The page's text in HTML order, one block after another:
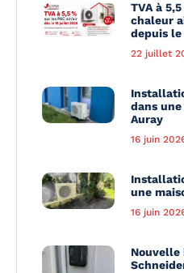
TVA à
chaleur
depuis
22 juillet
dans
Auray
16 juin
une
16 juin
Nouvelle